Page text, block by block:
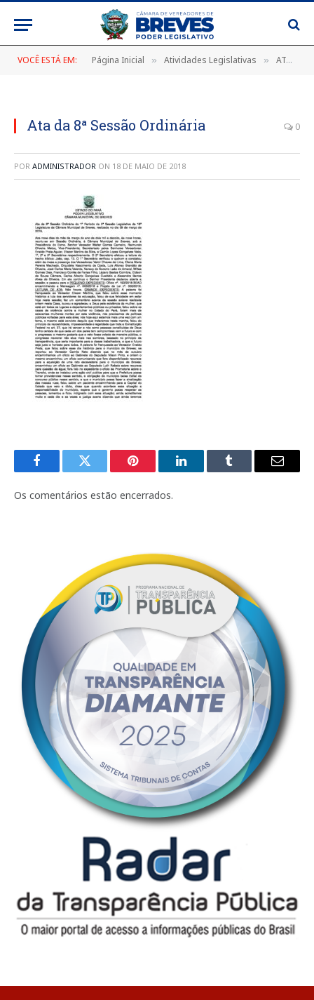
VOCÊ ESTÁ EM: Página Inicial » Atividades Legislativas » ATA DA 8ª SESSÃO ORDINÁRIA DO 1º PERÍODO DA 2ª SESSÃO LEGISLATIVA DA 18ª LEGISLATURA DA CÂMARA MUNICIPAL DE BREVES, DE 09 DE MARÇO DE 2018
Ata da 8ª Sessão Ordinária 0
POR ADMINISTRADOR ON 18 DE MAIO DE 2018
FacebookTwitter Pinterest LinkedInTumblr
E-
Os comentários estão encerrados.